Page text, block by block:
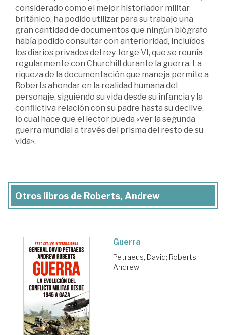
considerado como el mejor historiador militar
británico, ha podido utilizar para su trabajo una
gran cantidad de documentos que ningún biógrafo
había podido consultar con anterioridad, incluídos
los diarios privados del rey Jorge VI, que se reunía
regularmente con Churchill durante la guerra. La
riqueza de la documentación que maneja permite a
Roberts ahondar en la realidad humana del
personaje, siguiendo su vida desde su infancia y la
conflictiva relación con su padre hasta su declive,
lo cual hace que el lector pueda «ver la segunda
guerra mundial a través del prisma del resto de su
vida».
Otros libros de Roberts, Andrew
Guerra
Petraeus, David; Roberts,
Andrew